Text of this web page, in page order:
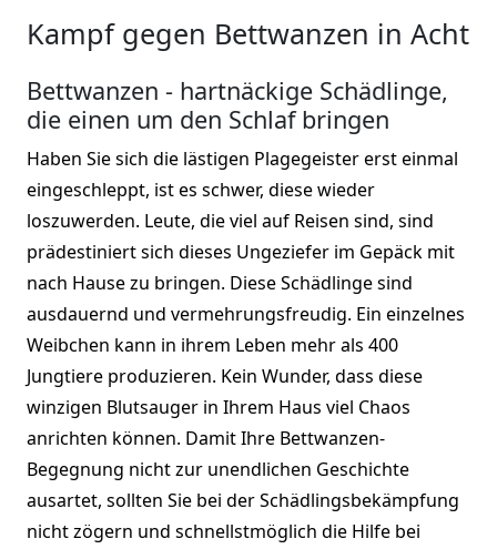
Kampf gegen Bettwanzen in Acht
Bettwanzen - hartnäckige Schädlinge,
die einen um den Schlaf bringen
Haben Sie sich die lästigen Plagegeister erst einmal
eingeschleppt, ist es schwer, diese wieder
loszuwerden. Leute, die viel auf Reisen sind, sind
prädestiniert sich dieses Ungeziefer im Gepäck mit
nach Hause zu bringen. Diese Schädlinge sind
ausdauernd und vermehrungsfreudig. Ein einzelnes
Weibchen kann in ihrem Leben mehr als 400
Jungtiere produzieren. Kein Wunder, dass diese
winzigen Blutsauger in Ihrem Haus viel Chaos
anrichten können. Damit Ihre Bettwanzen-
Begegnung nicht zur unendlichen Geschichte
ausartet, sollten Sie bei der Schädlingsbekämpfung
nicht zögern und schnellstmöglich die Hilfe bei